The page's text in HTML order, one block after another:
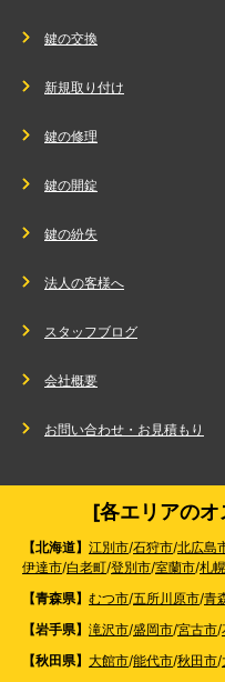
鍵の交換
新規取り付け
鍵の修理
鍵の開錠
鍵の紛失
法人の客様へ
スタッフブログ
会社概要
お問い合わせ・お見積もり
[各エリアの
【北海道】 江別市/石狩市/北広島
伊達市/白老町/登別市/室蘭市/札
【青森県】 むつ市/五所川原市/青
【岩手県】 滝沢市/盛岡市/宮古市/
【秋田県】 大館市/能代市/秋田市/